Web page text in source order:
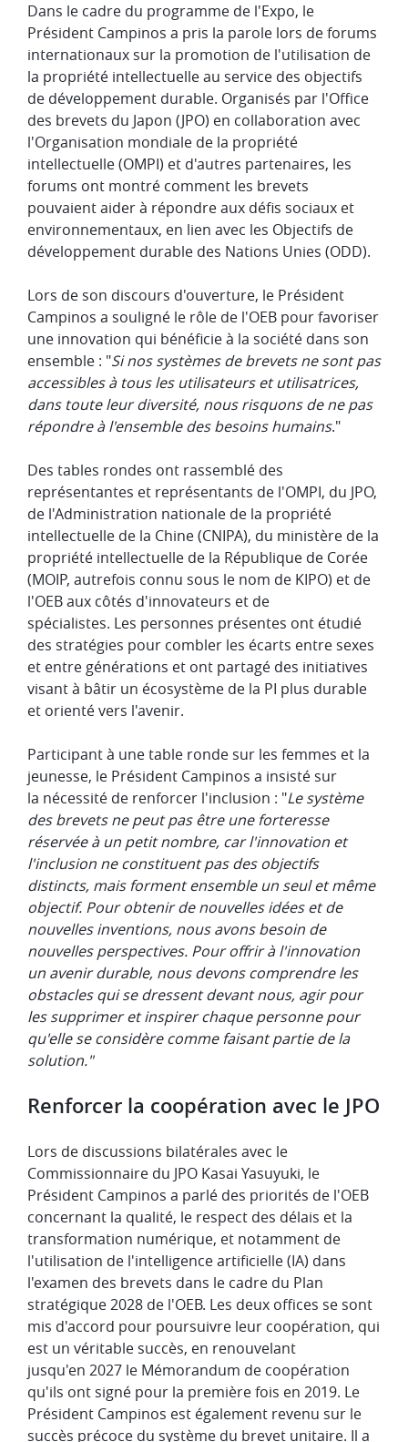
Dans le cadre du programme de l'Expo, le
Président Campinos a pris la parole lors de forums
internationaux sur la promotion de l'utilisation de
la propriété intellectuelle au service des objectifs
de développement durable. Organisés par l'Office
des brevets du Japon (JPO) en collaboration avec
l'Organisation mondiale de la propriété
intellectuelle (OMPI) et d'autres partenaires, les
forums ont montré comment les brevets
pouvaient aider à répondre aux défis sociaux et
environnementaux, en lien avec les Objectifs de
développement durable des Nations Unies (ODD).
Lors de son discours d'ouverture, le Président
Campinos a souligné le rôle de l'OEB pour favoriser
une innovation qui bénéficie à la société dans son
ensemble : "Si nos systèmes de brevets ne sont pas
accessibles à tous les utilisateurs et utilisatrices,
dans toute leur diversité, nous risquons de ne pas
répondre à l'ensemble des besoins humains."
Des tables rondes ont rassemblé des
représentantes et représentants de l'OMPI, du JPO,
de l'Administration nationale de la propriété
intellectuelle de la Chine (CNIPA), du ministère de la
propriété intellectuelle de la République de Corée
(MOIP, autrefois connu sous le nom de KIPO) et de
l'OEB aux côtés d'innovateurs et de
spécialistes. Les personnes présentes ont étudié
des stratégies pour combler les écarts entre sexes
et entre générations et ont partagé des initiatives
visant à bâtir un écosystème de la PI plus durable
et orienté vers l'avenir.
Participant à une table ronde sur les femmes et la
jeunesse, le Président Campinos a insisté sur
la nécessité de renforcer l'inclusion : "Le système
des brevets ne peut pas être une forteresse
réservée à un petit nombre, car l'innovation et
l'inclusion ne constituent pas des objectifs
distincts, mais forment ensemble un seul et même
objectif. Pour obtenir de nouvelles idées et de
nouvelles inventions, nous avons besoin de
nouvelles perspectives. Pour offrir à l'innovation
un avenir durable, nous devons comprendre les
obstacles qui se dressent devant nous, agir pour
les supprimer et inspirer chaque personne pour
qu'elle se considère comme faisant partie de la
solution."
Renforcer la coopération avec le JPO
Lors de discussions bilatérales avec le
Commissionnaire du JPO Kasai Yasuyuki, le
Président Campinos a parlé des priorités de l'OEB
concernant la qualité, le respect des délais et la
transformation numérique, et notamment de
l'utilisation de l'intelligence artificielle (IA) dans
l'examen des brevets dans le cadre du Plan
stratégique 2028 de l'OEB. Les deux offices se sont
mis d'accord pour poursuivre leur coopération, qui
est un véritable succès, en renouvelant
jusqu'en 2027 le Mémorandum de coopération
qu'ils ont signé pour la première fois en 2019. Le
Président Campinos est également revenu sur le
succès précoce du système du brevet unitaire. Il a